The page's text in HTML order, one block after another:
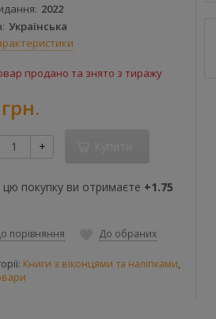
2022
Українська
продано та знято з тиражу
+
цю покупку ви отримаєте +1.75
порівняння До обраних
Книги з віконцями та наліпками,